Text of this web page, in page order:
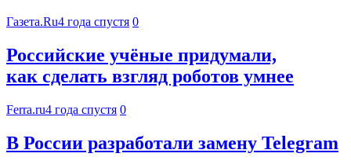
Газета.Ru4 года спустя 0
Российские учёные придумали,
как сделать взгляд роботов умнее
Ferra.ru4 года спустя 0
В России разработали замену Telegram